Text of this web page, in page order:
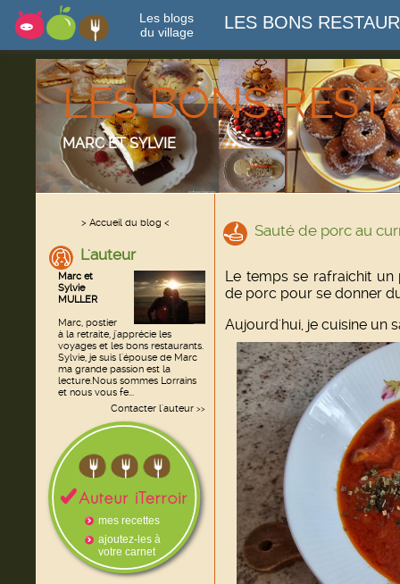
Les blogs
du village
LES BONS
LES BONS
MARC ET SYLVIE
> Accueil du blog <
L'auteur
Marc et
Sylvie
MULLER
Marc, postier
à la retraite, j'apprécie les
voyages et les bons restaurants.
Sylvie, je suis l'épouse de Marc
ma grande passion est la
lecture.Nous sommes Lorrains
et nous vous fe...
Contacter l'auteur >>
mes recettes
ajoutez-les à
votre carnet
Sauté de porc au
Le temps se rafraichit
de porc pour se donner
Aujourd'hui, je cuisine un